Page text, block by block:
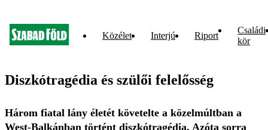
Közélet Interjú Riport
Családi
kör
Diszkótragédia és szülői felelősség
Három fiatal lány életét követelte a közelmúltban a
West-Balkánban történt diszkótragédia. Azóta sorra